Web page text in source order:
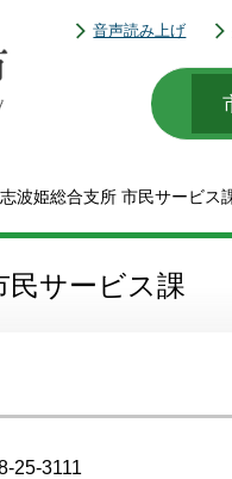
音声読み上げ
波姫総合支所 市民サービス
民サービス課
25-3111